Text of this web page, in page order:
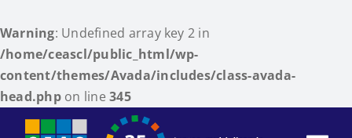
Warning: Undefined array key 2 in
/home/ceascl/public_html/wp-
content/themes/Avada/includes/class-avada-
head.phpon line345